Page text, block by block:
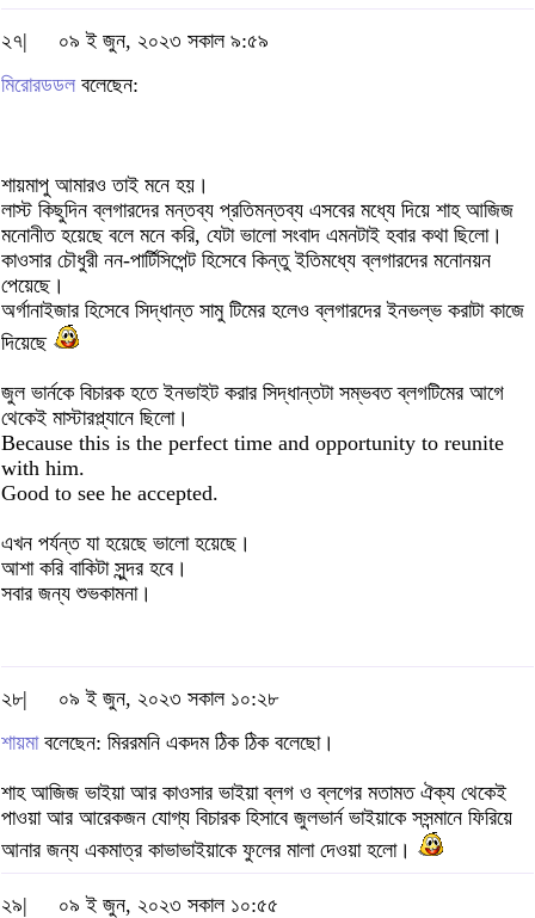
২৭|
০৯ ই জুন, ২০২৩ সকাল ৯:৫৯
মিরোরডডল বলেছেন:
শায়মাপু আমারও তাই মনে হয়।
লাস্ট কিছুদিন ব্লগারদের মন্তব্য প্রতিমন্তব্য এসবের মধ্যে দিয়ে শাহ আজিজ
মনোনীত হয়েছে বলে মনে করি, যেটা ভালো সংবাদ এমনটাই হবার কথা ছিলো।
কাওসার চৌধুরী নন-পার্টিসিপেন্ট হিসেবে কিন্তু ইতিমধ্যে ব্লগারদের মনোনয়ন
পেয়েছে।
অর্গানাইজার হিসেবে সিদ্ধান্ত সামু টিমের হলেও ব্লগারদের ইনভল্ভ করাটা কাজে
দিয়েছে
জুল ভার্নকে বিচারক হতে ইনভাইট করার সিদ্ধান্তটা সম্ভবত ব্লগটিমের আগে
থেকেই মাস্টারপ্ল্যানে ছিলো।
Because this is the perfect time and opportunity to reunite
with him.
Good to see he accepted.
এখন পর্যন্ত যা হয়েছে ভালো হয়েছে।
আশা করি বাকিটা সুন্দর হবে।
সবার জন্য শুভকামনা।
২৮|
০৯ ই জুন, ২০২৩ সকাল ১০:২৮
শায়মাবলেছেন: মিররমনি একদম ঠিক ঠিক বলেছো।
শাহ আজিজ ভাইয়া আর কাওসার ভাইয়া ব্লগ ও ব্লগের মতামত ঐক্য থেকেই
পাওয়া আর আরেকজন যোগ্য বিচারক হিসাবে জুলভার্ন ভাইয়াকে সসন্মানে ফিরিয়ে
আনার জন্য একমাত্র কাভাভাইয়াকে ফুলের মালা দেওয়া হলো।
২৯|
০৯ ই জুন, ২০২৩ সকাল ১০:৫৫